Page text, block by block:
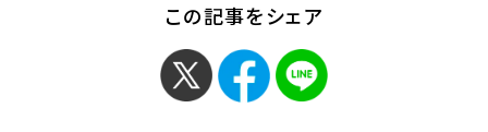
この記事をシェア